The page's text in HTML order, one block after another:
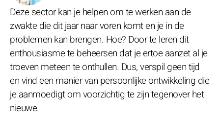
Deze sector kan je helpen om te werken aan de
zwakte die dit jaar naar voren komt en je in de
problemen kan brengen. Hoe? Door te leren dit
enthousiasme te beheersen dat je ertoe aanzet al je
troeven meteen te onthullen. Dus, verspil geen tijd
en vind een manier van persoonlijke ontwikkeling die
je aanmoedigt om voorzichtig te zijn tegenover het
nieuwe.